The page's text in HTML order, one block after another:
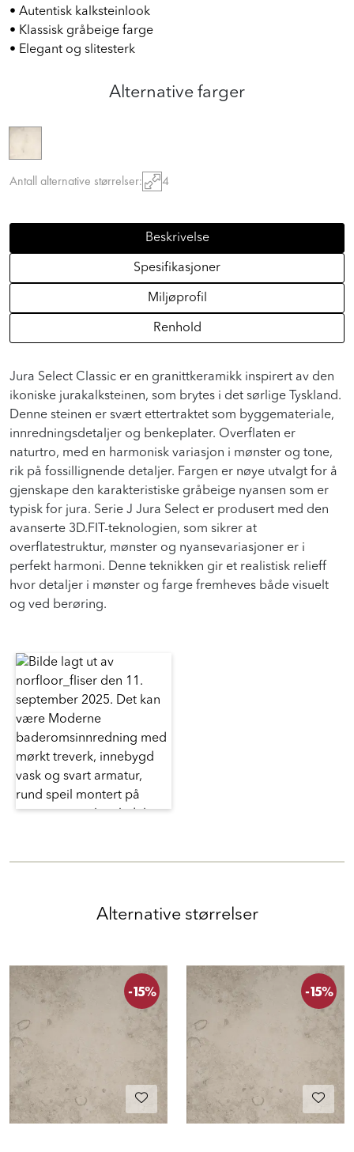
• Autentisk kalksteinlook
• Klassisk gråbeige farge
• Elegant og slitesterk
Alternative farger
Antall alternative størrelser: 4
Beskrivelse
Spesifikasjoner
Miljøprofil
Renhold
Jura Select Classic er en granittkeramikk inspirert av den
ikoniske jurakalksteinen, som brytes i det sørlige Tyskland.
Denne steinen er svært ettertraktet som byggemateriale,
innredningsdetaljer og benkeplater. Overflaten er
naturtro, med en harmonisk variasjon i mønster og tone,
rik på fossillignende detaljer. Fargen er nøye utvalgt for å
gjenskape den karakteristiske gråbeige nyansen som er
typisk for jura. Serie J Jura Select er produsert med den
avanserte 3D.FIT-teknologien, som sikrer at
overflatestruktur, mønster og nyansevariasjoner er i
perfekt harmoni. Denne teknikken gir et realistisk relieff
hvor detaljer i mønster og farge fremheves både visuelt
og ved berøring.
Alternative størrelser
-15% -15%